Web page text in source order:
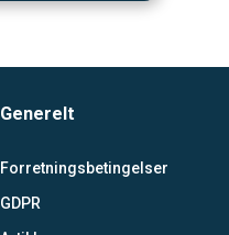
Generelt
Forretningsbetingelser
GDPR